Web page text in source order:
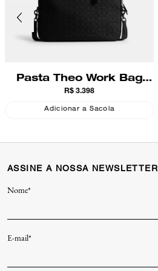
Pasta Theo Work Bag
Signature Jacquard
Coach
R$ 3.398
Adicionar a Sacola
ASSINE A NOSSA NEWSLETTER
Nome*
E-mail*